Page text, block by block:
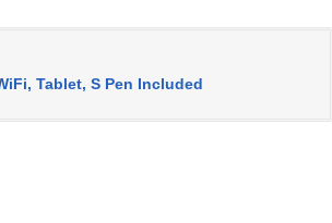
Tablet, S Pen Included